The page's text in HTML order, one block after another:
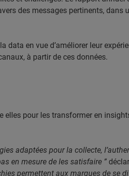
des messages pertinents, dans
data en vue d’améliorer leur
à partir de ces données.
elles pour les transformer en
adaptées pour la collecte,
en mesure de les satisfaire ”
permettent aux marques de se